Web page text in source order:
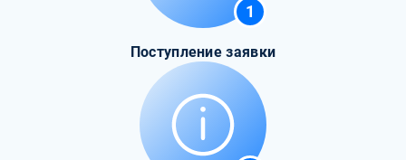
1
Поступление заявки